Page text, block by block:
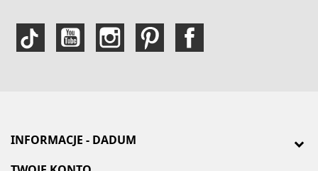
INFORMACJE - DADUM